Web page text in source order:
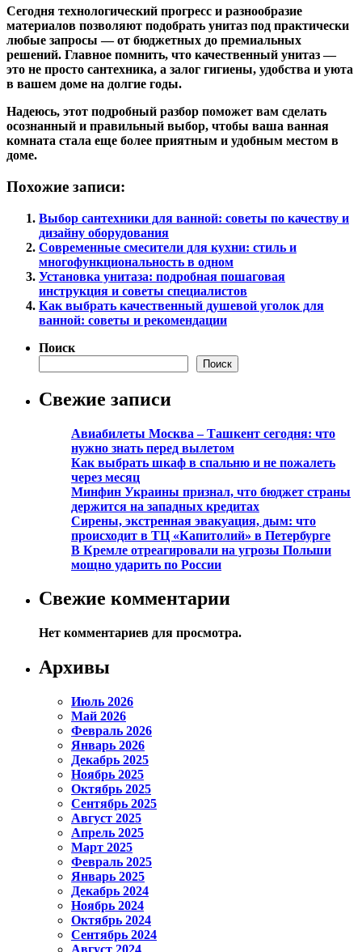
Сегодня технологический прогресс и разнообразие
материалов позволяют подобрать унитаз под практически
любые запросы — от бюджетных до премиальных
решений. Главное помнить, что качественный унитаз —
это не просто сантехника, а залог гигиены, удобства и уюта
в вашем доме на долгие годы.
Надеюсь, этот подробный разбор поможет вам сделать
осознанный и правильный выбор, чтобы ваша ванная
комната стала еще более приятным и удобным местом в
доме.
Похожие записи:
Выбор сантехники для ванной: советы по качеству и
дизайну оборудования
Современные смесители для кухни: стиль и
многофункциональность в одном
Установка унитаза: подробная пошаговая
инструкция и советы специалистов
Как выбрать качественный душевой уголок для
ванной: советы и рекомендации
Поиск
Поиск
Свежие записи
Авиабилеты Москва – Ташкент сегодня: что
нужно знать перед вылетом
Как выбрать шкаф в спальню и не пожалеть
через месяц
Минфин Украины признал, что бюджет страны
держится на западных кредитах
Сирены, экстренная эвакуация, дым: что
происходит в ТЦ «Капитолий» в Петербурге
В Кремле отреагировали на угрозы Польши
мощно ударить по России
Свежие комментарии
Нет комментариев для просмотра.
Архивы
Июль 2026
Май 2026
Февраль 2026
Январь 2026
Декабрь 2025
Ноябрь 2025
Октябрь 2025
Сентябрь 2025
Август 2025
Апрель 2025
Март 2025
Февраль 2025
Январь 2025
Декабрь 2024
Ноябрь 2024
Октябрь 2024
Сентябрь 2024